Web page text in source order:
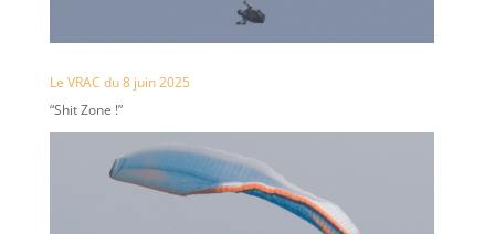
Le VRAC du 8 juin 2025
“Shit Zone !”